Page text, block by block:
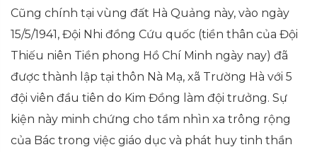
Cũng chính tại vùng đất Hà Quảng này, vào ngày
15/5/1941, Đội Nhi đồng Cứu quốc (tiền thân của Đội
Thiếu niên Tiền phong Hồ Chí Minh ngày nay) đã
được thành lập tại thôn Nà Mạ, xã Trường Hà với 5
đội viên đầu tiên do Kim Đồng làm đội trưởng. Sự
kiện này minh chứng cho tầm nhìn xa trông rộng
của Bác trong việc giáo dục và phát huy tinh thần